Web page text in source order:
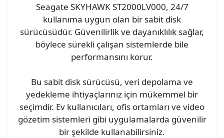
Seagate SKYHAWK ST2000LV000, 24/7
kullanıma uygun olan bir sabit disk
sürücüsüdür. Güvenilirlik ve dayanıklılık sağlar,
böylece sürekli çalışan sistemlerde bile
performansını korur.
Bu sabit disk sürücüsü, veri depolama ve
yedekleme ihtiyaçlarınız için mükemmel bir
seçimdir. Ev kullanıcıları, ofis ortamları ve video
gözetim sistemleri gibi uygulamalarda güvenilir
bir şekilde kullanabilirsiniz.